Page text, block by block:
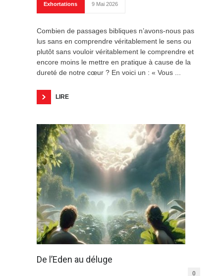
Exhortations 9 Mai 2026
Combien de passages bibliques n’avons-nous pas
lus sans en comprendre véritablement le sens ou
plutôt sans vouloir véritablement le comprendre et
encore moins le mettre en pratique à cause de la
dureté de notre cœur ? En voici un : « Vous ...
LIRE
De l’Eden au déluge
0